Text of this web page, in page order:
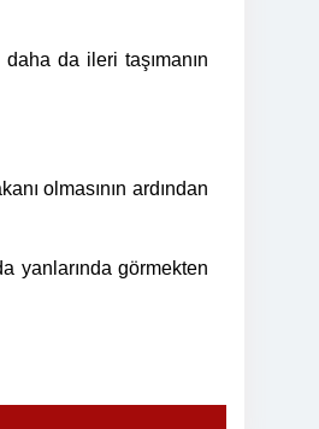
da ileri taşımanın
olmasının ardından
yanlarında görmekten